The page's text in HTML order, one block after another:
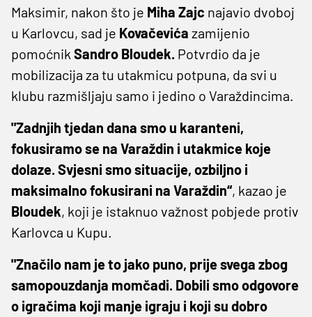
Maksimir, nakon što je Miha Zajc najavio dvoboj
u Karlovcu, sad je Kovačevića zamijenio
pomoćnik Sandro Bloudek. Potvrdio da je
mobilizacija za tu utakmicu potpuna, da svi u
klubu razmišljaju samo i jedino o Varaždincima.
"Zadnjih tjedan dana smo u karanteni,
fokusiramo se na Varaždin i utakmice koje
dolaze. Svjesni smo situacije, ozbiljno i
maksimalno fokusirani na Varaždin“, kazao je
Bloudek, koji je istaknuo važnost pobjede protiv
Karlovca u Kupu.
"Značilo nam je to jako puno, prije svega zbog
samopouzdanja momčadi. Dobili smo odgovore
o igračima koji manje igraju i koji su dobro